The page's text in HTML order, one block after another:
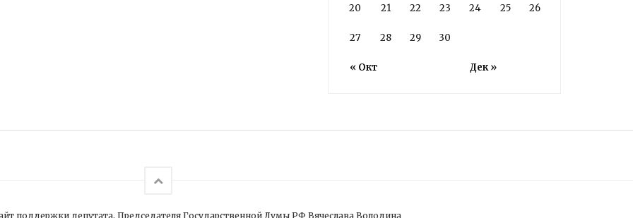
« Окт Дек »
20 21 22 23 24 25 26
27 28 29 30
поддержки депутата, Председателя Государственной Думы РФ Вячеслава Володина